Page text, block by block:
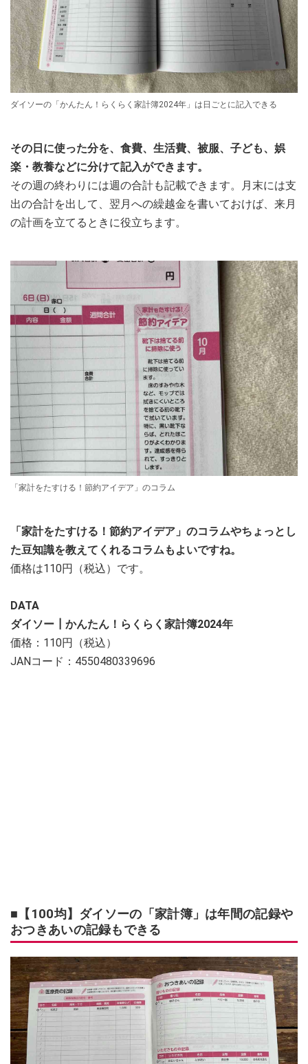
ダイソーの「かんたん！らくらく家計簿2024年」は日ごとに記入できる
その日に使った分を、食費、生活費、被服、子ども、娯
楽・教養などに分けて記入ができます。
その週の終わりには週の合計も記載できます。月末には支
出の合計を出して、翌月への繰越金を書いておけば、来月
の計画を立てるときに役立ちます。
「家計をたすける！節約アイデア」のコラム
「家計をたすける！節約アイデア」のコラムやちょっとし
た豆知識を教えてくれるコラムもよいですね。
価格は110円（税込）です。
DATA
ダイソー┃かんたん！らくらく家計簿2024年
価格：110円（税込）
JANコード：4550480339696
■【100均】ダイソーの「家計簿」は年間の記録や
おつきあいの記録もできる